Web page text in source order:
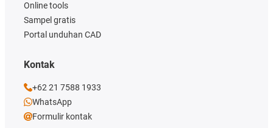
Online tools
Sampel gratis
Portal unduhan CAD
Kontak
+62 21 7588 1933
WhatsApp
Formulir kontak